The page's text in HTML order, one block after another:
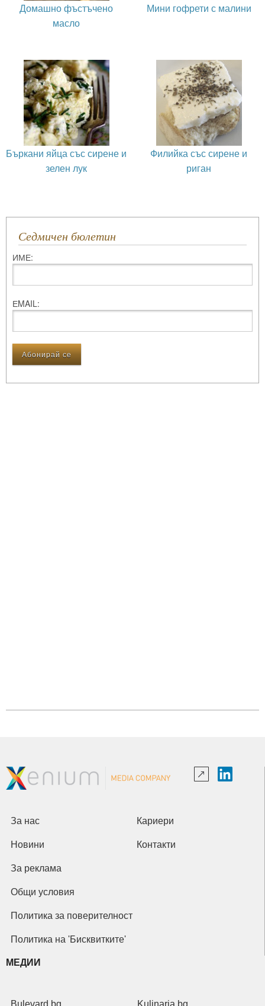
Домашно фъстъчено
масло
Мини гофрети с малини
Бъркани яйца със сирене и
зелен лук
Филийка със сирене и
риган
Седмичен бюлетин
ИМЕ:
ЕMAIL:
За нас Кариери
Новини Контакти
За реклама
Общи условия
Политика за поверителност
Политика на 'Бисквитките'
МЕДИИ
Bulevard.bg Kulinaria.bg